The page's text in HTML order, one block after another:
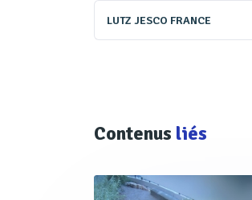
LUTZ JESCO FRANCE
Contenus liés